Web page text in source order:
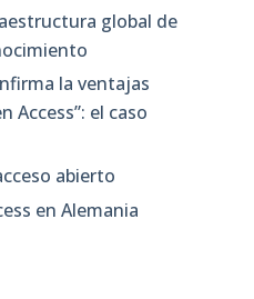
global de
la ventajas
Access”: el caso
abierto
en Alemania